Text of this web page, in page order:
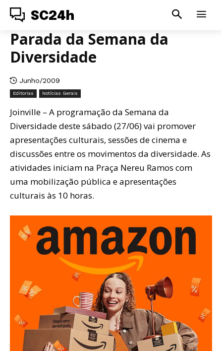
SC24h
Parada da Semana da
Diversidade
Junho/2009
Editorias Notícias Gerais
Joinville – A programação da Semana da
Diversidade deste sábado (27/06) vai promover
apresentações culturais, sessões de cinema e
discussões entre os movimentos da diversidade. As
atividades iniciam na Praça Nereu Ramos com
uma mobilização pública e apresentações
culturais às 10 horas.